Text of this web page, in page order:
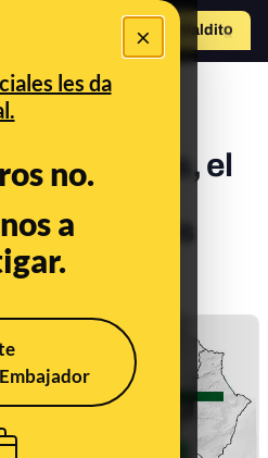
×
les da
no.
a
Hazte Maldito
J: Espadas, el
actos y
menos